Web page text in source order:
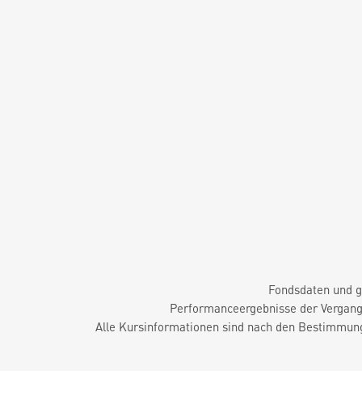
Fondsdaten und
Performanceergebnisse der
Alle Kursinformationen sind nach den